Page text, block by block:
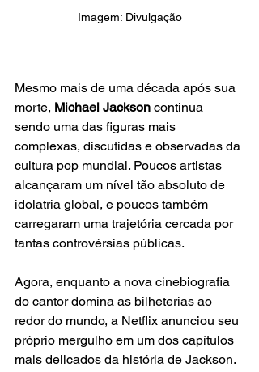
Imagem: Divulgação
Mesmo mais de uma década após sua
morte, Michael Jackson continua
sendo uma das figuras mais
complexas, discutidas e observadas da
cultura pop mundial. Poucos artistas
alcançaram um nível tão absoluto de
idolatria global, e poucos também
carregaram uma trajetória cercada por
tantas controvérsias públicas.
Agora, enquanto a nova cinebiografia
do cantor domina as bilheterias ao
redor do mundo, a Netflix anunciou seu
próprio mergulho em um dos capítulos
mais delicados da história de Jackson.